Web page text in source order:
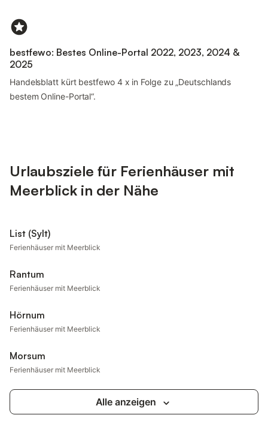
bestfewo: Bestes Online-Portal 2022, 2023, 2024 &
2025
Handelsblatt kürt bestfewo 4 x in Folge zu „Deutschlands
bestem Online-Portal“.
Urlaubsziele für Ferienhäuser mit
Meerblick in der Nähe
List (Sylt)
Ferienhäuser mit Meerblick
Rantum
Ferienhäuser mit Meerblick
Hörnum
Ferienhäuser mit Meerblick
Morsum
Ferienhäuser mit Meerblick
Alle anzeigen